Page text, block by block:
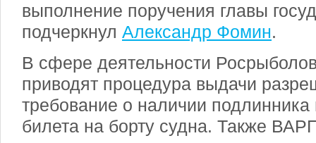
выполнение поручения главы
подчеркнул Александр Фомин.
В сфере деятельности
приводят процедура выдачи
требование о наличии
билета на борту судна. Также